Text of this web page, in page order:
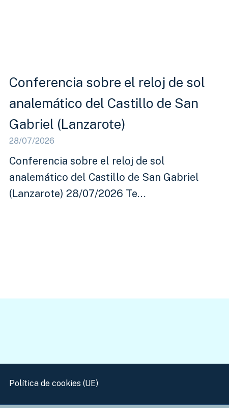
Conferencia sobre el reloj de sol
analemático del Castillo de San
Gabriel (Lanzarote)
28/07/2026
Conferencia sobre el reloj de sol
analemático del Castillo de San Gabriel
(Lanzarote) 28/07/2026 Te…
Política de cookies (UE)